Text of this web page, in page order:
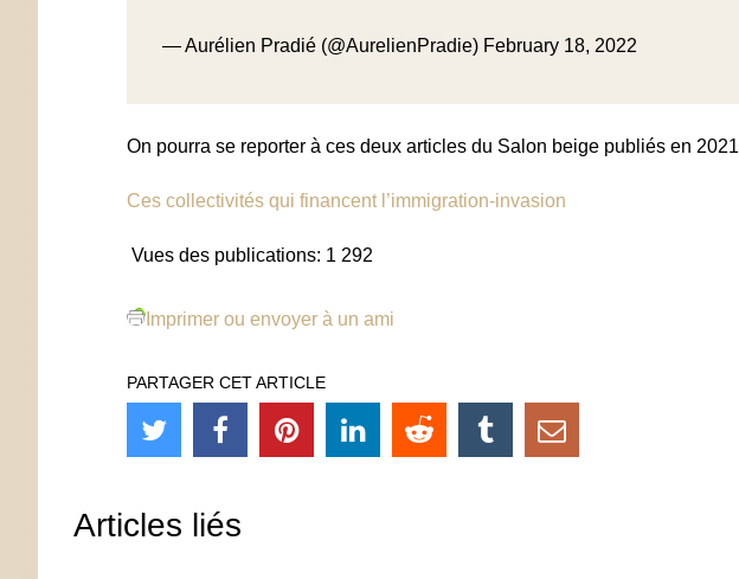
— Aurélien Pradié (@AurelienPradie) February 18, 2022
On pourra se reporter à ces deux articles du Salon beige publiés en 2021
Ces collectivités qui financent l’immigration-invasion
Vues des publications: 1 292
Imprimer ou envoyer à un ami
PARTAGER CET ARTICLE
Articles liés